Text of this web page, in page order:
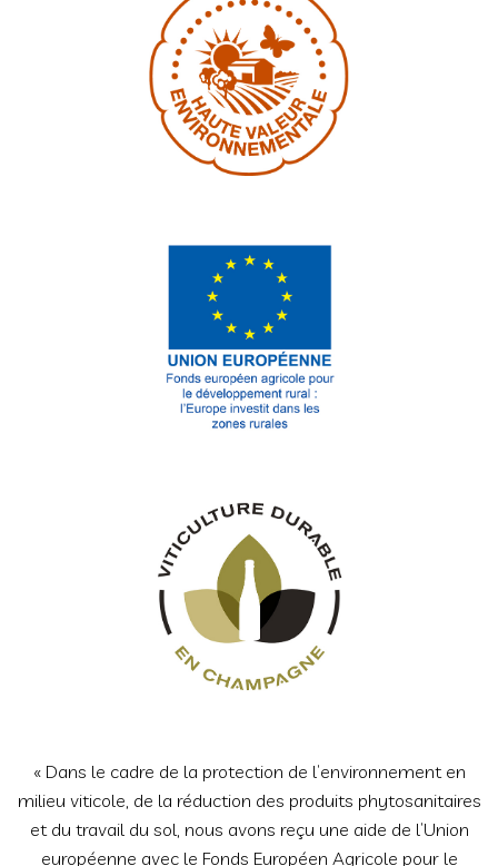
« Dans le cadre de la protection de l’environnement en
milieu viticole, de la réduction des produits phytosanitaires
et du travail du sol, nous avons reçu une aide de l’Union
européenne avec le Fonds Européen Agricole pour le